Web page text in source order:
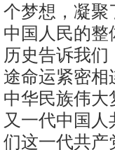
个梦想，凝聚
中国人民的
历史告诉我
途命运紧密相
中华民族伟
又一代中国
们这一代共产